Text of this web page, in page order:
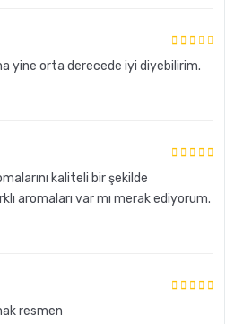
Nelere Dikkat Edilmeli?
yine orta derecede iyi diyebilirim.
kaliteli bir şekilde
aromaları var mı merak ediyorum.
resmen